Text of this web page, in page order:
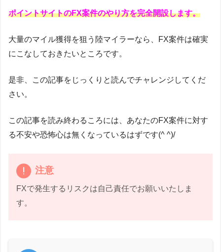
ポイントサイトのFX案件のやり方を完全開設します。
大量のマイル獲得を狙う陸マイラーなら、FX案件は確実
にこなしておきたいところです。
是非、この記事をじっくりと読んでチャレンジしてくだ
さい。
この記事を読み終わるころには、あなたのFX案件に対す
る不安や恐怖心は無くなっているはずです(^ ^)/
注意
FXで発生するリスクは自己責任でお願いいたしま
す。